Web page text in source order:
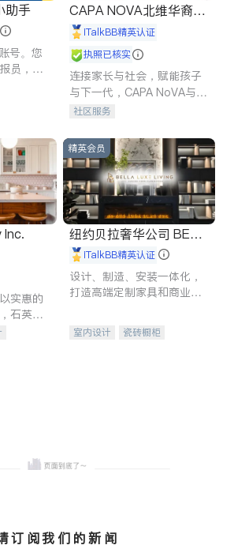
助手
号。您
员，精
CAPA NOVA北维华裔家
长会iTalkBB精英认证
执照已核实
连接家长与社会，赋能孩子
与下一代，CAPA NoVA与您
携手建设包容、公平、充满
社区服务
实惠的
石英石
钢水
精英会员
纽约贝拉奢华公司 BELL
A LUXE
iTalkBB精英认证
设计、制造、安装一体化，
打造高端定制家具和商业空
室内设计
瓷砖橱柜
订阅我们的新闻